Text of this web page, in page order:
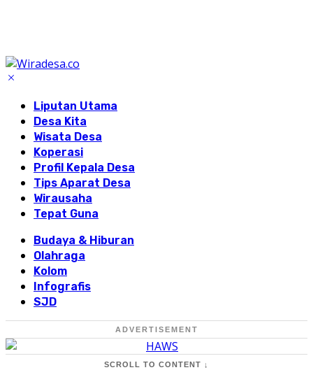
Liputan Utama
Desa Kita
Wisata Desa
Koperasi
Profil Kepala Desa
Tips Aparat Desa
Wirausaha
Tepat Guna
Budaya & Hiburan
Olahraga
Kolom
Infografis
SJD
ADVERTISEMENT
SCROLL TO CONTENT ↓